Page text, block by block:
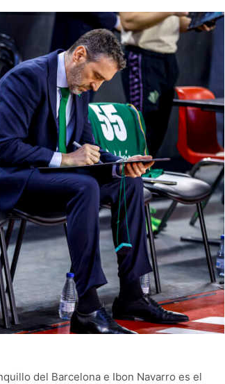
del Barcelona e Ibon Navarro es el